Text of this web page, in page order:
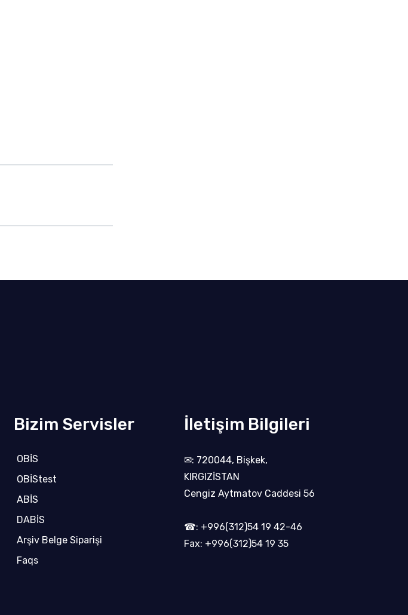
Bizim Servisler
OBİS
OBİStest
ABİS
DABİS
Arşiv Belge Siparişi
Faqs
İletişim Bilgileri
✉: 720044, Bişkek,
KIRGIZİSTAN
Cengiz Aytmatov Caddesi 56
☎: +996(312)54 19 42-46
Fax: +996(312)54 19 35